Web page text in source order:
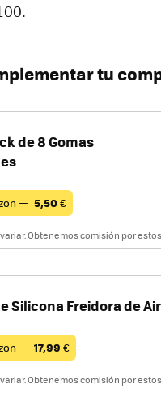
tu
de 8 Gomas
— 5,50€
Obtenemos comisión por
Silicona Freidora de
— 17,99 €
Obtenemos comisión por estos